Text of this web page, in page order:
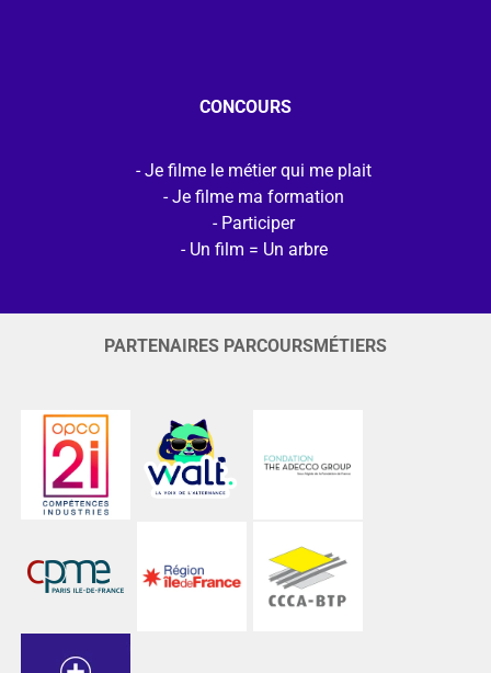
CONCOURS
Je filme le métier qui me plait
Je filme ma formation
Participer
Un film = Un arbre
PARTENAIRES PARCOURSMÉTIERS